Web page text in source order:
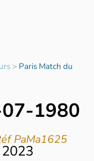
> Paris Match du
1980
PaMa1625